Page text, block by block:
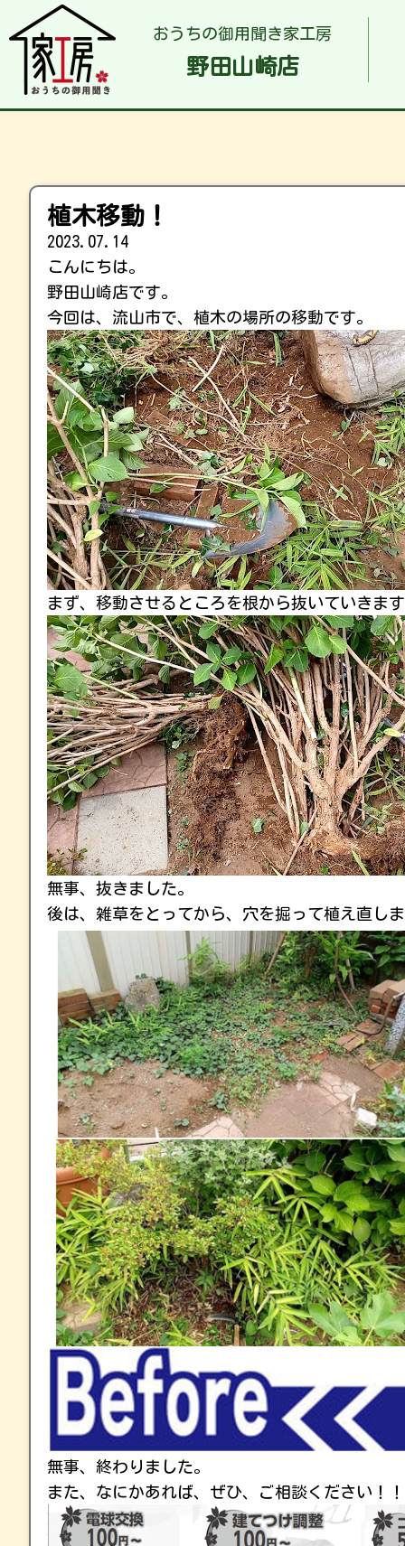
おうちの御用聞き家工房
野田山崎店
植木移動！
2023.07.14
こんにちは。
野田山崎店です。
今回は、流山市で、植木の場所の移動です。
まず、移動させるところを根から抜いていきま
無事、抜きました。
後は、雑草をとってから、穴を掘って植え直し
無事、終わりました。
また、なにかあれば、ぜひ、ご相談ください！！